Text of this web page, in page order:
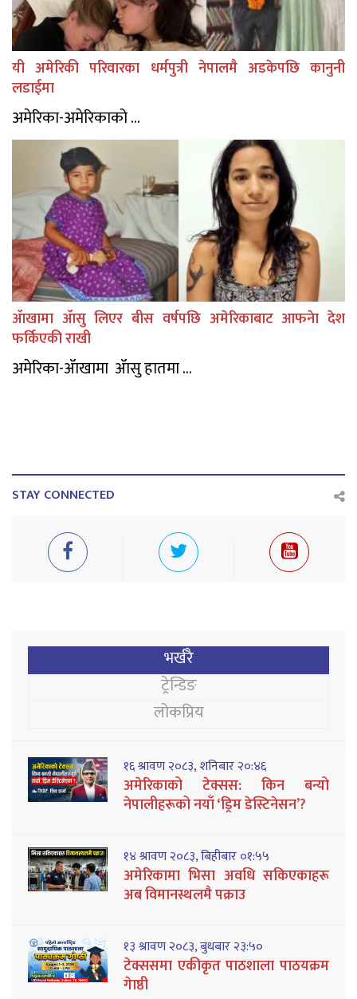
यी अमेरिकी परिवारका धर्मपुत्री नेपालमै अडकेपछि कानुनी
लडाईमा
अमेरिका-अमेरिकाको ...
ॲाखामा ॲासु लिएर बीस वर्षपछि अमेरिकाबाट आफनेा देश
फर्किएकी राखी
अमेरिका-ॲाखामा ॲासु हातमा ...
STAY CONNECTED
भर्खरै
ट्रेन्डिङ
लोकप्रिय
१६ श्रावण २०८३, शनिबार २०:४६
अमेरिकाको टेक्सस: किन बन्यो
नेपालीहरूको नयाँ ‘ड्रिम डेस्टिनेसन’?
१४ श्रावण २०८३, बिहीबार ०१:५५
अमेरिकामा भिसा अवधि सकिएकाहरू
अब विमानस्थलमै पक्राउ
१३ श्रावण २०८३, बुधबार २३:५०
टेक्ससमा एकीकृत पाठशाला पाठयक्रम
गेाष्ठी